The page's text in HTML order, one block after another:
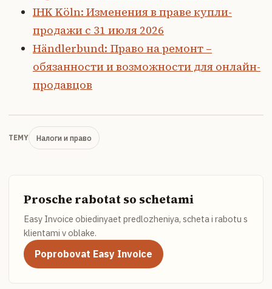
IHK Köln: Изменения в праве купли-
продажи с 31 июля 2026
Händlerbund: Право на ремонт –
обязанности и возможности для онлайн-
продавцов
TEMY Налоги и право
Prosche rabotat so schetami
Easy Invoice obiedinyaet predlozheniya, scheta i rabotu s
klientami v oblake.
Poprobovat Easy Invoice